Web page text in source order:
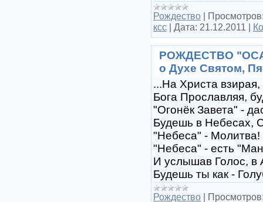
Рождество |
ксс | Дата: 21.12.2011 |
РОЖДЕСТВО
о Духе Святом,
...На Христа
Бога Прославляя,
"Огонёк Завета" -
Будешь в Небесах,
"Небеса" -
"Небеса" - есть
И услышав Голос, в
Будешь ты как -
Рождество |